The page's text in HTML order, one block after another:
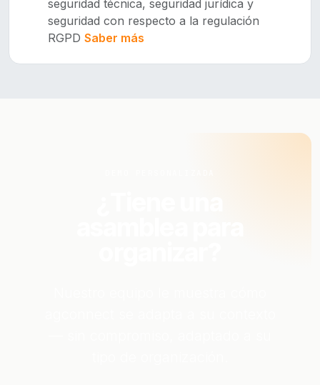
seguridad técnica, seguridad jurídica y
seguridad con respecto a la regulación
RGPD Saber más